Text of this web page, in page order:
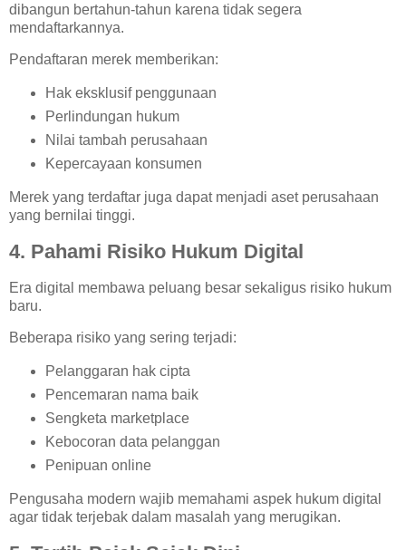
dibangun bertahun-tahun karena tidak segera
mendaftarkannya.
Pendaftaran merek memberikan:
Hak eksklusif penggunaan
Perlindungan hukum
Nilai tambah perusahaan
Kepercayaan konsumen
Merek yang terdaftar juga dapat menjadi aset perusahaan
yang bernilai tinggi.
4. Pahami Risiko Hukum Digital
Era digital membawa peluang besar sekaligus risiko hukum
baru.
Beberapa risiko yang sering terjadi:
Pelanggaran hak cipta
Pencemaran nama baik
Sengketa marketplace
Kebocoran data pelanggan
Penipuan online
Pengusaha modern wajib memahami aspek hukum digital
agar tidak terjebak dalam masalah yang merugikan.